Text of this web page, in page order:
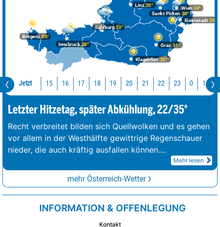
Bregenz26°
Graz36°
Innsbruck25°
Klagenfurt 33°
Linz26°
Salzburg23°
Wien 34°
Eisenstadt 36°
Sankt Pölten 30°
Jetzt 15 16 17 18 19 20 21 22 23 0 1
Letzter Hitzetag, später Abkühlung, 22/35°
Recht verbreitet bilden sich Quellwolken und es gehen
vor allem in der Westhälfte gewittrige Regenschauer
nieder, die auch kräftig ausfallen können....
Mehr lesen
mehr Österreich-Wetter
INFORMATION & OFFENLEGUNG
Kontakt